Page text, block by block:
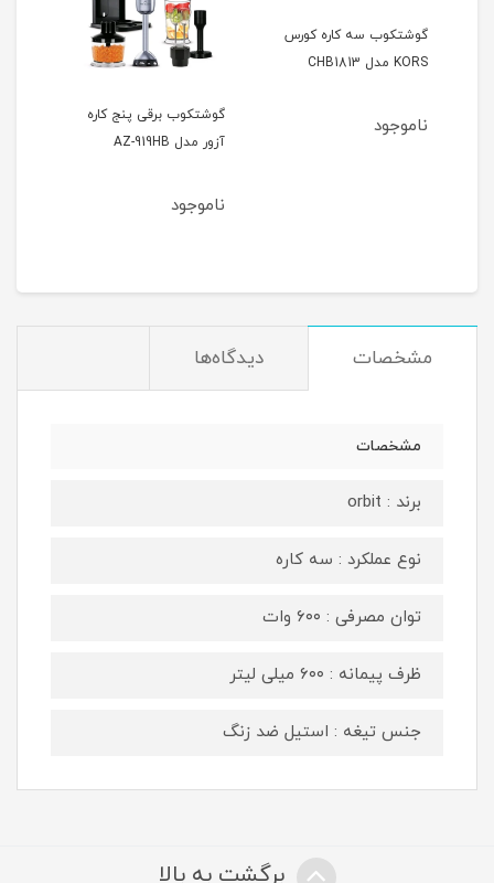
گوشتکوب سه کاره کورس
KORS مدل CHB1813
ناموجود
گوشتکوب برقی پنج کاره
آزور مدل AZ-919HB
ناموجود
مشخصات دیدگاه‌ها
مشخصات
برند : orbit
نوع عملکرد : سه کاره
توان مصرفی : ۶۰۰ وات
ظرف پیمانه : ۶۰۰ میلی لیتر
جنس تیغه : استیل ضد زنگ
برگشت به بالا